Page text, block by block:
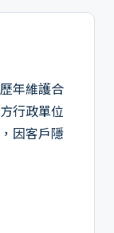
年維護合
行政單位
因客戶隱